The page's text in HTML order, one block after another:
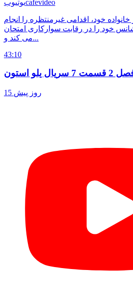
یوتیوبcafevideo
خود، اقدامی غیرمنتظره را انجام
خود را در رقابت سوارکاری امتحان
می کند و...
43:10
قسمت 7 سریال یلو استون
15 روز پیش